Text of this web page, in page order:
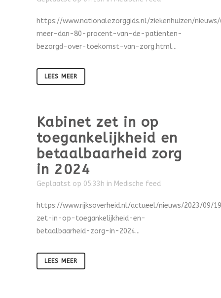
https://www.nationalezorggids.nl/ziekenhuizen/
meer-dan-80-procent-van-de-patienten-
bezorgd-over-toekomst-van-zorg.html...
LEES MEER
Kabinet zet in op
toegankelijkheid en
betaalbaarheid zorg
in 2024
Geplaatst op 05:33h in Medische feed
https://www.rijksoverheid.nl/actueel/nieuws/2023/09/
zet-in-op-toegankelijkheid-en-
betaalbaarheid-zorg-in-2024...
LEES MEER